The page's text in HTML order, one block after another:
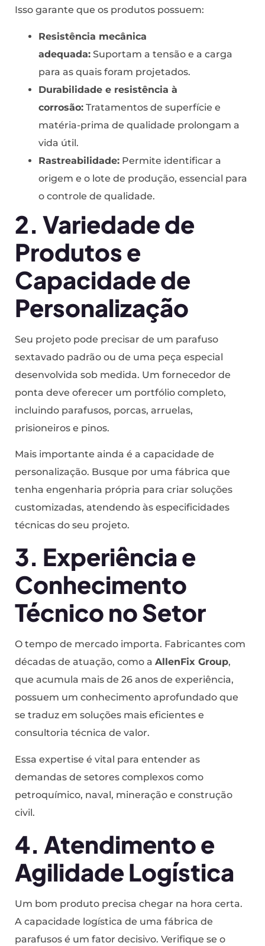
Isso garante que os produtos possuem:
Resistência mecânica
adequada: Suportam a tensão e a carga
para as quais foram projetados.
Durabilidade e resistência à
corrosão: Tratamentos de superfície e
matéria-prima de qualidade prolongam a
vida útil.
Rastreabilidade: Permite identificar a
origem e o lote de produção, essencial para
o controle de qualidade.
2. Variedade de
Produtos e
Capacidade de
Personalização
Seu projeto pode precisar de um parafuso
sextavado padrão ou de uma peça especial
desenvolvida sob medida. Um fornecedor de
ponta deve oferecer um portfólio completo,
incluindo parafusos, porcas, arruelas,
prisioneiros e pinos.
Mais importante ainda é a capacidade de
personalização. Busque por uma fábrica que
tenha engenharia própria para criar soluções
customizadas, atendendo às especificidades
técnicas do seu projeto.
3. Experiência e
Conhecimento
Técnico no Setor
O tempo de mercado importa. Fabricantes com
décadas de atuação, como a AllenFix Group,
que acumula mais de 26 anos de experiência,
possuem um conhecimento aprofundado que
se traduz em soluções mais eficientes e
consultoria técnica de valor.
Essa expertise é vital para entender as
demandas de setores complexos como
petroquímico, naval, mineração e construção
civil.
4. Atendimento e
Agilidade Logística
Um bom produto precisa chegar na hora certa.
A capacidade logística de uma fábrica de
parafusos é um fator decisivo. Verifique se o